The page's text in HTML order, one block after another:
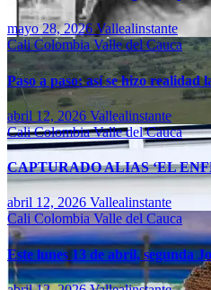
mayo 28, 2026 Vallealinstante
CaliColombiaValle del Cauca
Paso a paso: así se hizo
abril 12, 2026 Vallealinstante
CaliColombiaValle del Cauca
CAPTURADO ALIAS ‘EL
abril 12, 2026 Vallealinstante
Cali Colombia Valle del Cauca
Este lunes 13 de abril, segunda